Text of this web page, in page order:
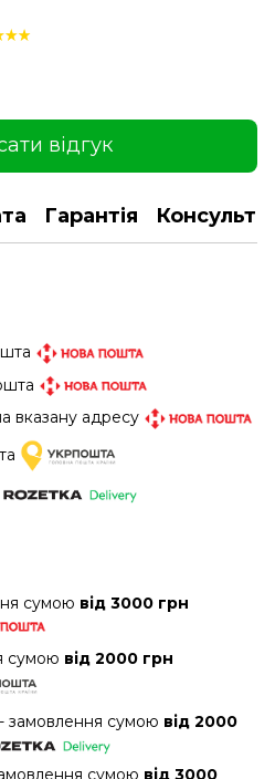
відгук
Гарантія
вказану адресу
сумою від 3000 грн
сумою від 2000 грн
замовлення сумою від 2000
сумою від 3000